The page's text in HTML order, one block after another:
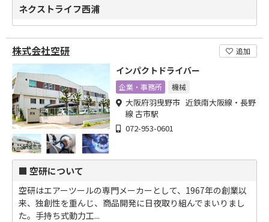
ネクストライフ西浦
株式会社空研 追加
インパクトドライバー
企業・事務所 機械
大阪府羽曳野市 近鉄南大阪線・長野
線 古市駅
072-953-0601
■ 空研について
空研はエアーツールの専門メーカーとして、1967年の創業以
来、独創性を重んじ、商品開発に日夜取り組んでまいりまし
た。手持ち式動力工...